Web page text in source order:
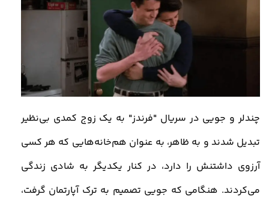
چندلر و جویی در سریال "فرندز" به یک زوج کمدی بی‌نظیر
تبدیل شدند و به ظاهر، به عنوان هم‌خانه‌هایی که هر کسی
آرزوی داشتنش را دارد، در کنار یکدیگر به شادی زندگی
می‌کردند. هنگامی که جویی تصمیم به ترک آپارتمان گرفت،